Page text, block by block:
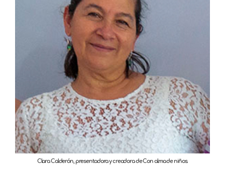
Clara Calderón, presentadora y creadora de Con alma de niños.